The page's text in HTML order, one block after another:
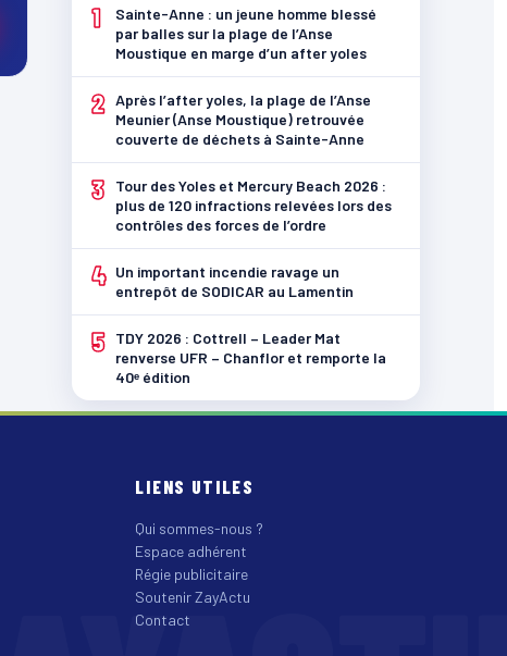
1
Sainte-Anne : un jeune homme blessé
par balles sur la plage de l’Anse
Moustique en marge d’un after yoles
2 Après l’after yoles, la plage de l’Anse
Meunier (Anse Moustique) retrouvée
couverte de déchets à Sainte-Anne
3
Tour des Yoles et Mercury Beach 2026 :
plus de 120 infractions relevées lors des
contrôles des forces de l’ordre
4 Un important incendie ravage un
entrepôt de SODICAR au Lamentin
5
TDY 2026 : Cottrell – Leader Mat
renverse UFR – Chanflor et remporte la
40ᵉ édition
LIENS UTILES
Qui sommes-nous ?
Espace adhérent
Régie publicitaire
Soutenir ZayActu
Contact